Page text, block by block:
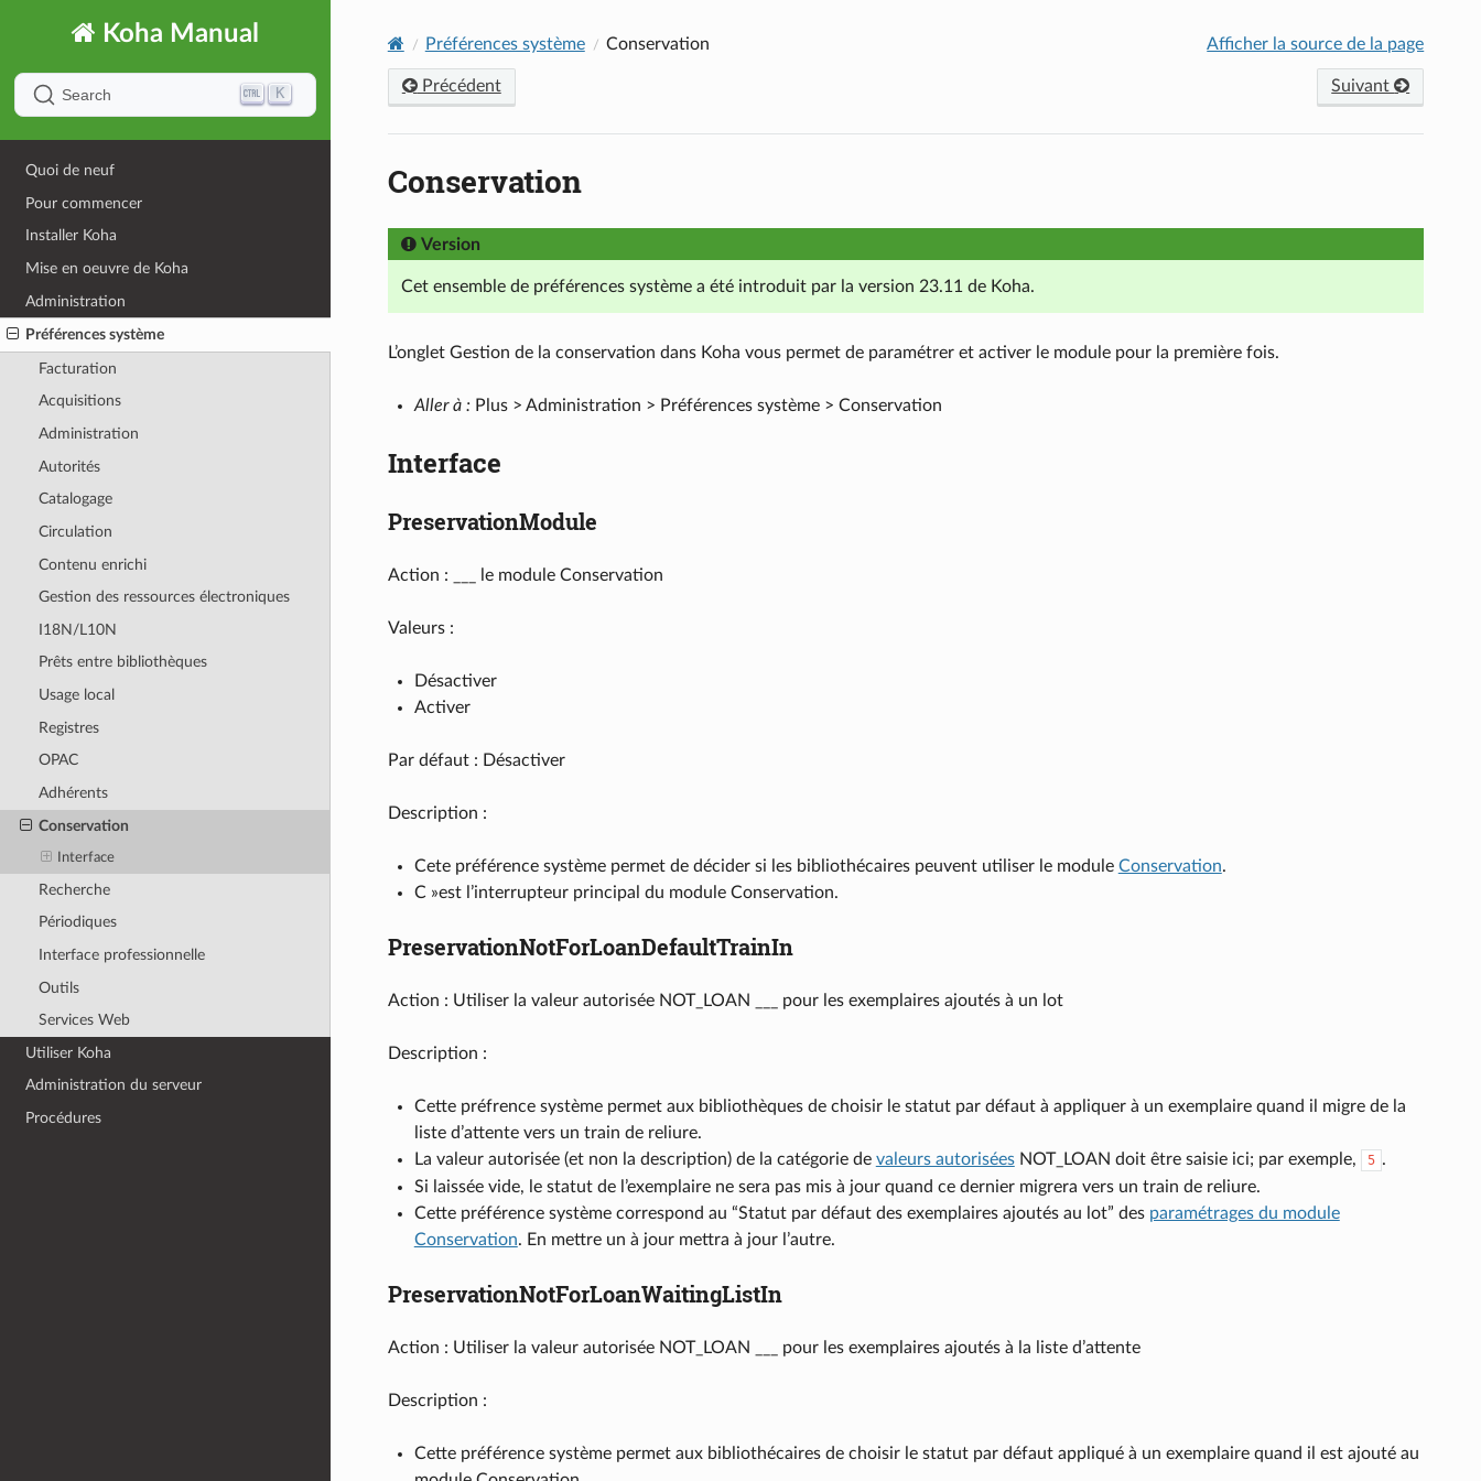
Koha Manual
Search K
Quoi de neuf
Pour commencer
Installer Koha
Mise en oeuvre de Koha
Administration
Préférences système
Facturation
Acquisitions
Administration
Autorités
Catalogage
Circulation
Contenu enrichi
Gestion des ressources électroniques
I18N/L10N
Prêts entre bibliothèques
Usage local
Registres
OPAC
Adhérents
Conservation
Interface
Recherche
Périodiques
Interface professionnelle
Outils
Services Web
Utiliser Koha
Administration du serveur
Procédures
Préférences système Conservation Afficher la source de la page
Précédent Suivant
Conservation
Version
Cet ensemble de préférences système a été introduit par la version 23.11 de Koha.
L’onglet Gestion de la conservation dans Koha vous permet de paramétrer et activer le module pour la première fois.
Aller à :Plus > Administration > Préférences système > Conservation
Interface
PreservationModule
Action : ___ le module Conservation
Valeurs :
Désactiver
Activer
Par défaut : Désactiver
Description :
Cete préférence système permet de décider si les bibliothécaires peuvent utiliser le module Conservation.
C »est l’interrupteur principal du module Conservation.
PreservationNotForLoanDefaultTrainIn
Action : Utiliser la valeur autorisée NOT_LOAN ___ pour les exemplaires ajoutés à un lot
Description :
Cette préfrence système permet aux bibliothèques de choisir le statut par défaut à appliquer à un exemplaire quand il migre de la
liste d’attente vers un train de reliure.
La valeur autorisée (et non la description) de la catégorie de valeurs autoriséesNOT_LOAN doit être saisie ici; par exemple, 5 .
Si laissée vide, le statut de l’exemplaire ne sera pas mis à jour quand ce dernier migrera vers un train de reliure.
Cette préférence système correspond au “Statut par défaut des exemplaires ajoutés au lot” des paramétrages du module
Conservation. En mettre un à jour mettra à jour l’autre.
PreservationNotForLoanWaitingListIn
Action : Utiliser la valeur autorisée NOT_LOAN ___ pour les exemplaires ajoutés à la liste d’attente
Description :
Cette préférence système permet aux bibliothécaires de choisir le statut par défaut appliqué à un exemplaire quand il est ajouté au